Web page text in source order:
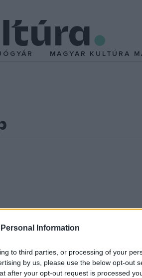
Information
to third parties, or processing of your
by us, please use the below opt-out
after your opt-out request is processed
MAGYAR KULTÚRA